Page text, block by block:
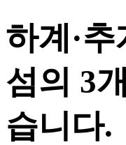
하계·
섬의 3
습니다.